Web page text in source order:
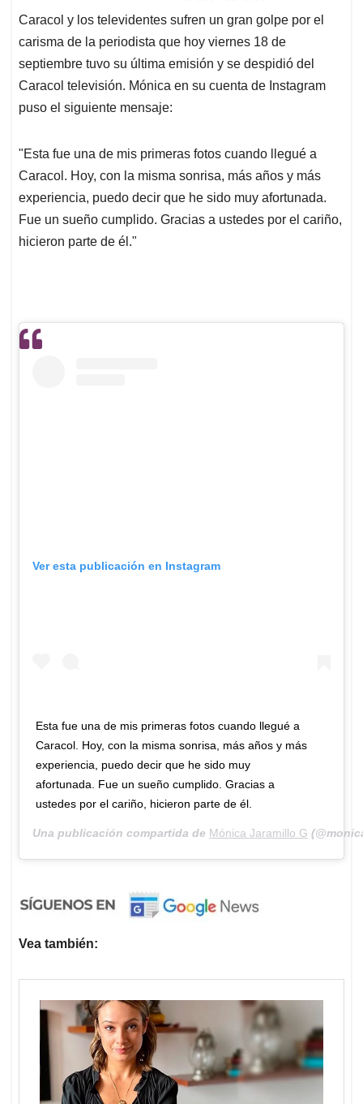
Caracol y los televidentes sufren un gran golpe por el
carisma de la periodista que hoy viernes 18 de
septiembre tuvo su última emisión y se despidió del
Caracol televisión. Mónica en su cuenta de Instagram
puso el siguiente mensaje:
"Esta fue una de mis primeras fotos cuando llegué a
Caracol. Hoy, con la misma sonrisa, más años y más
experiencia, puedo decir que he sido muy afortunada.
Fue un sueño cumplido. Gracias a ustedes por el cariño,
hicieron parte de él."
Ver esta publicación en Instagram
Esta fue una de mis primeras fotos cuando llegué a
Caracol. Hoy, con la misma sonrisa, más años y más
experiencia, puedo decir que he sido muy
afortunada. Fue un sueño cumplido. Gracias a
ustedes por el cariño, hicieron parte de él.
Una publicación compartida de Mónica Jaramillo G
Vea también: